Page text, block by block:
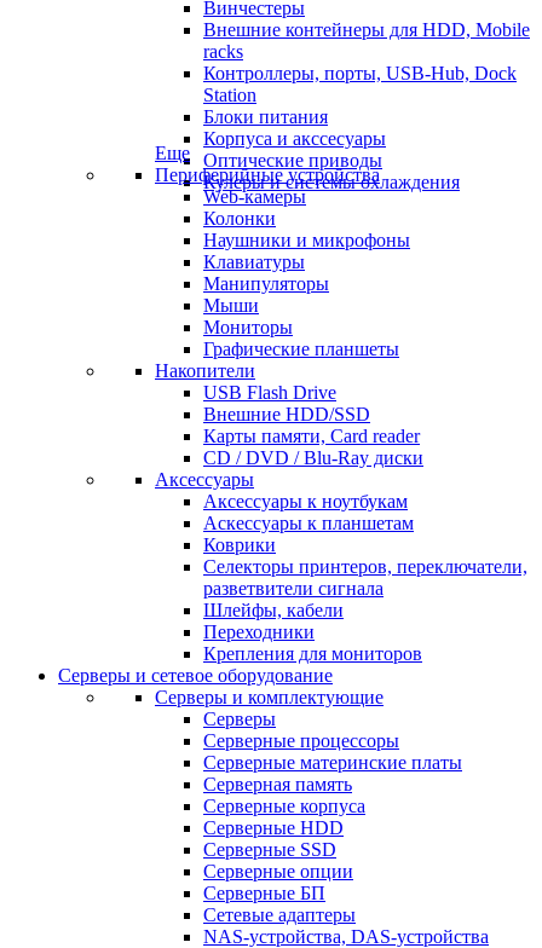
Винчестеры
Внешние контейнеры для HDD, Mobile
racks
Контроллеры, порты, USB-Hub, Dock
Station
Блоки питания
Корпуса и акссесуары
Оптические приводы
Кулеры и системы охлаждения
Еще
Периферийные устройства
Web-камеры
Колонки
Наушники и микрофоны
Клавиатуры
Манипуляторы
Мыши
Мониторы
Графические планшеты
Накопители
USB Flash Drive
Внешние HDD/SSD
Карты памяти, Card reader
CD / DVD / Blu-Ray диски
Аксессуары
Аксессуары к ноутбукам
Аскессуары к планшетам
Коврики
Селекторы принтеров, переключатели,
разветвители сигнала
Шлейфы, кабели
Переходники
Крепления для мониторов
Серверы и сетевое оборудование
Серверы и комплектующие
Серверы
Серверные процессоры
Серверные материнские платы
Серверная память
Серверные корпуса
Серверные HDD
Серверные SSD
Серверные опции
Серверные БП
Сетевые адаптеры
NAS-устройства, DAS-устройства